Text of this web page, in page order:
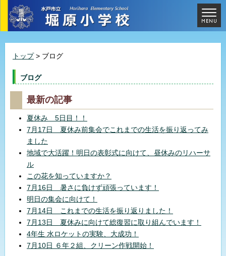
トップ> ブログ
ブログ
最新の記事
夏休み 5日目！！
7月17日 夏休み前集会でこれまでの生活を振り返ってみ
ました
地域で大活躍！明日の表彰式に向けて、昼休みのリハーサ
ル
この花を知っていますか？
7月16日 暑さに負けず頑張っています！
明日の集会に向けて！
7月14日 これまでの生活を振り返りました！
7月13日 夏休みに向けて総復習に取り組んでいます！
4年生 水ロケットの実験、大成功！
7月10日 ６年２組、クリーン作戦開始！